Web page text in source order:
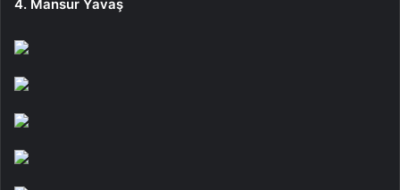
4. Mansur Yavaş